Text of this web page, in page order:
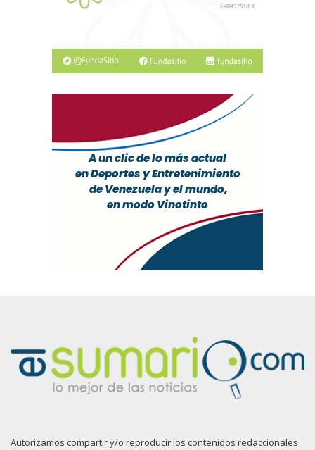
Autorizamos compartir y/o reproducir los contenidos redaccionales